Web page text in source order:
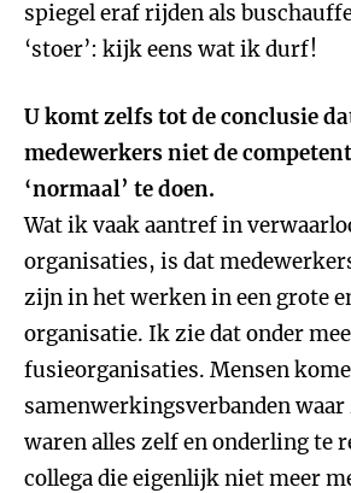
spiegel eraf rijden als
‘stoer’: kijk eens wat ik durf!
U komt zelfs tot de conclusie
medewerkers niet de
‘normaal’ te doen.
Wat ik vaak aantref in
organisaties, is dat
zijn in het werken in een grote
organisatie. Ik zie dat onder
fusieorganisaties. Mensen
samenwerkingsverbanden waar
waren alles zelf en onderling te
collega die eigenlijk niet meer